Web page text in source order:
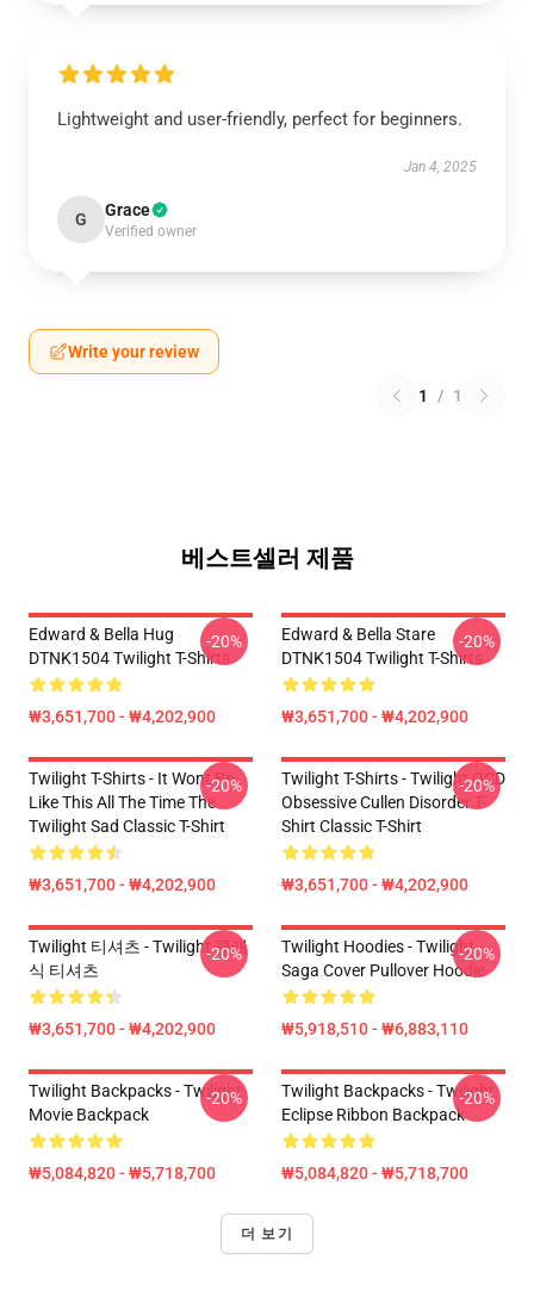
Lightweight and user-friendly, perfect for beginners.
Jan 4, 2025
G Grace
Verified owner
Write your review
1 / 1
베스트셀러 제품
Edward & Bella Hug
DTNK1504 Twilight T-Shirts
₩3,651,700 - ₩4,202,900
-20%
Edward & Bella Stare
DTNK1504 Twilight T-Shirts
₩3,651,700 - ₩4,202,900
-20%
Twilight T-Shirts - It Wont Be
Like This All The Time The
Twilight Sad Classic T-Shirt
₩3,651,700 - ₩4,202,900
-20%
Twilight T-Shirts - Twilight OCD
Obsessive Cullen Disorder T-
Shirt Classic T-Shirt
₩3,651,700 - ₩4,202,900
-20%
Twilight 티셔츠 - Twilight 클래
식 티셔츠
₩3,651,700 - ₩4,202,900
-20%
Twilight Hoodies - Twilight
Saga Cover Pullover Hoodie
₩5,918,510 - ₩6,883,110
-20%
Twilight Backpacks - Twilight
Movie Backpack
₩5,084,820 - ₩5,718,700
-20%
Twilight Backpacks - Twilight
Eclipse Ribbon Backpack
₩5,084,820 - ₩5,718,700
-20%
더 보기